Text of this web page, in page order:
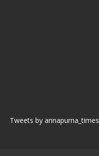
Tweets by annapurna_times